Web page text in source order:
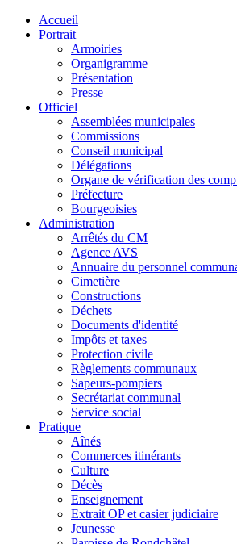
Accueil
Portrait
Armoiries
Organigramme
Présentation
Presse
Officiel
Assemblées municipales
Commissions
Conseil municipal
Délégations
Organe de vérification des
Préfecture
Bourgeoisies
Administration
Arrêtés du CM
Agence AVS
Annuaire du personnel
Cimetière
Constructions
Déchets
Documents d'identité
Impôts et taxes
Protection civile
Règlements communaux
Sapeurs-pompiers
Secrétariat communal
Service social
Pratique
Aînés
Commerces itinérants
Culture
Décès
Enseignement
Extrait OP et casier judiciaire
Jeunesse